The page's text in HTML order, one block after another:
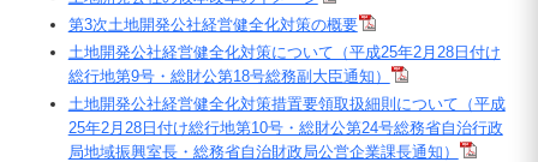
第3次土地開発公社経営健全化対策の概要
土地開発公社経営健全化対策について（平成25年2月28日付け
総行地第9号・総財公第18号総務副大臣通知）
土地開発公社経営健全化対策措置要領取扱細則について（平成
25年2月28日付け総行地第10号・総財公第24号総務省自治行政
局地域振興室長・総務省自治財政局公営企業課長通知）